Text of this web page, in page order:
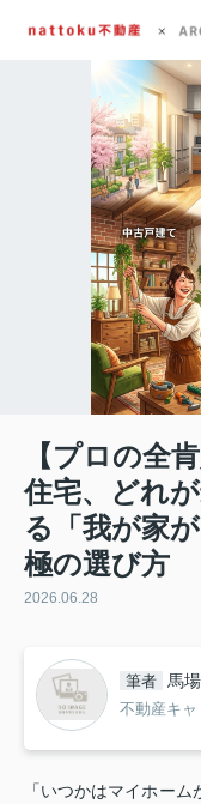
【プロの全
住宅、どれ
る「我が家
極の選び方
2026.06.28
筆者 馬
不動産キ
「いつかはマイホー